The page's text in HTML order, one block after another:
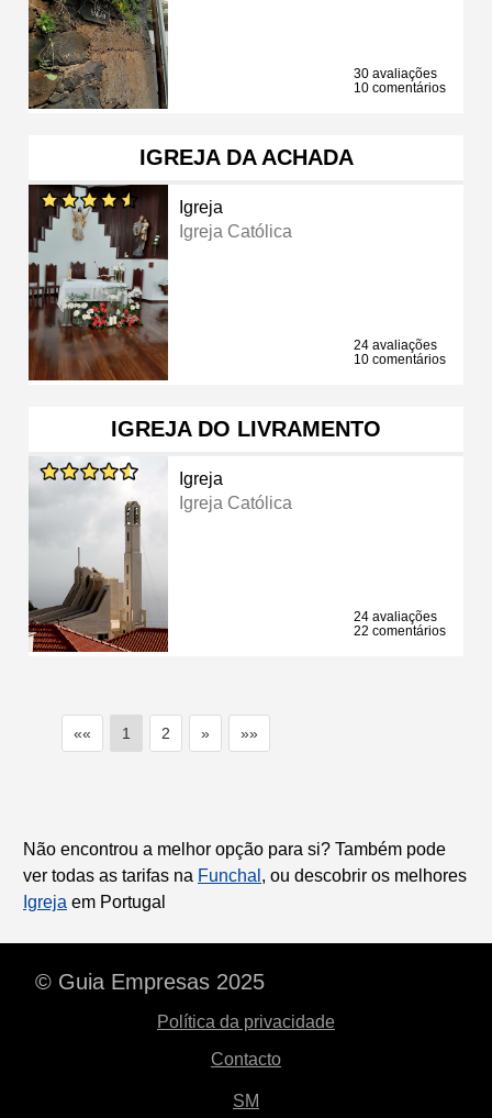
30 avaliações
10 comentários
IGREJA DA ACHADA
Igreja
Igreja Católica
24 avaliações
10 comentários
IGREJA DO LIVRAMENTO
Igreja
Igreja Católica
24 avaliações
22 comentários
«« 1 2 » »»
Não encontrou a melhor opção para si? Também pode
ver todas as tarifas na Funchal , ou descobrir os melhores
Igreja em Portugal
© Guia Empresas 2025
Política da privacidade
Contacto
SM